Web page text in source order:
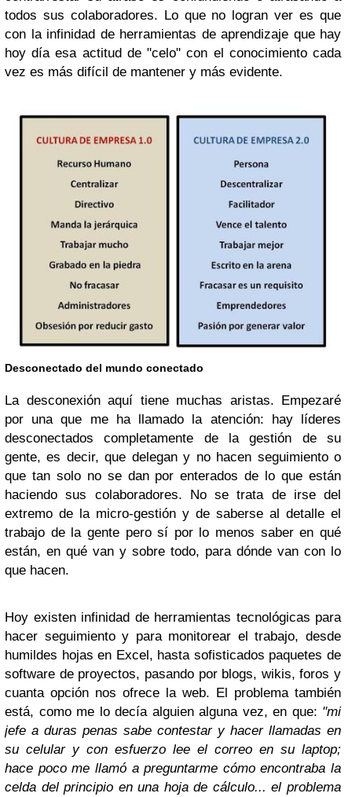
todos sus colaboradores. Lo que no logran ver es que
con la infinidad de herramientas de aprendizaje que hay
hoy día esa actitud de "celo" con el conocimiento cada
vez es más difícil de mantener y más evidente.
Desconectado del mundo conectado
La desconexión aquí tiene muchas aristas. Empezaré
por una que me ha llamado la atención: hay líderes
desconectados completamente de la gestión de su
gente, es decir, que delegan y no hacen seguimiento o
que tan solo no se dan por enterados de lo que están
haciendo sus colaboradores. No se trata de irse del
extremo de la micro-gestión y de saberse al detalle el
trabajo de la gente pero sí por lo menos saber en qué
están, en qué van y sobre todo, para dónde van con lo
que hacen.
Hoy existen infinidad de herramientas tecnológicas para
hacer seguimiento y para monitorear el trabajo, desde
humildes hojas en Excel, hasta sofisticados paquetes de
software de proyectos, pasando por blogs, wikis, foros y
cuanta opción nos ofrece la web. El problema también
está, como me lo decía alguien alguna vez, en que: "mi
jefe a duras penas sabe contestar y hacer llamadas en
su celular y con esfuerzo lee el correo en su laptop;
hace poco me llamó a preguntarme cómo encontraba la
celda del principio en una hoja de cálculo... el problema